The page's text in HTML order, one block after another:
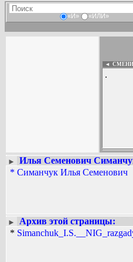
«И» «ИЛИ»
◄
.
Вадим
► Илья Семенович
* Симанчук Илья Семенович
►
Архив этой страницы:
*